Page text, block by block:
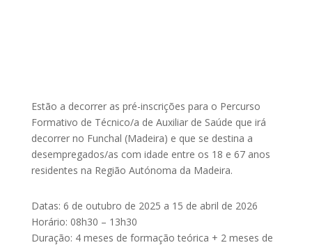
Estão a decorrer as pré-inscrições para o Percurso
Formativo de Técnico/a de Auxiliar de Saúde que irá
decorrer no Funchal (Madeira) e que se destina a
desempregados/as com idade entre os 18 e 67 anos
residentes na Região Autónoma da Madeira.
Datas: 6 de outubro de 2025 a 15 de abril de 2026
Horário: 08h30 – 13h30
Duração: 4 meses de formação teórica + 2 meses de